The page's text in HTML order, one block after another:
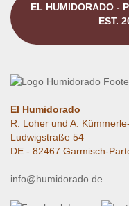
EL HUMIDORADO -
EST.
El Humidorado
R. Loher und A.
Ludwigstraße 54
DE - 82467 Garmisch-
info@humidorado.de